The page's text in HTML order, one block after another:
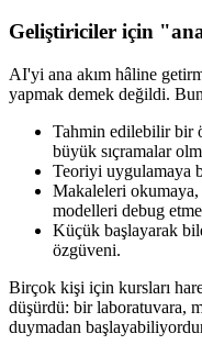
Geliştiriciler için
AI'yi ana akım hâline
yapmak demek değildi.
Tahmin edilebilir bir
büyük sıçramalar
Teoriyi uygulamaya
Makaleleri
modelleri debug
Küçük başlayarak
özgüveni.
Birçok kişi için kursları
düşürdü: bir laboratuvara,
duymadan